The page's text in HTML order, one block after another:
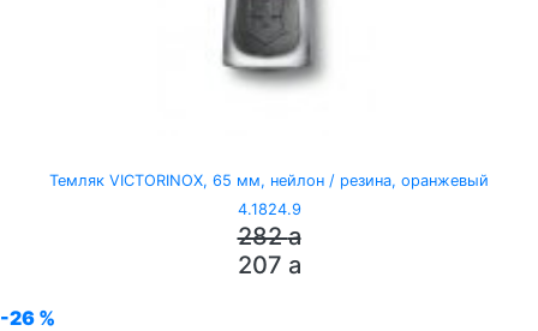
Темляк VICTORINOX, 65 мм, нейлон / резина, оранжевый
4.1824.9
282a
207 a
-26 %